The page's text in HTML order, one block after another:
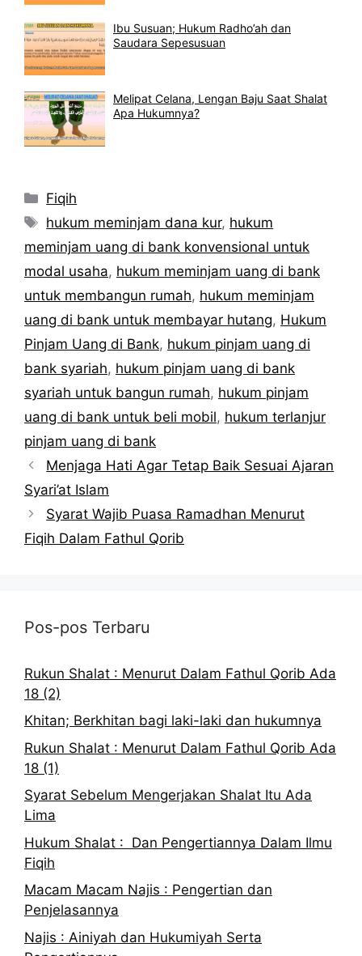
Ibu Susuan; Hukum Radho’ah dan
Saudara Sepesusuan
Melipat Celana, Lengan Baju Saat Shalat
Apa Hukumnya?
Kategori
Fiqih
Tag
hukum meminjam dana kur, hukum
meminjam uang di bank konvensional untuk
modal usaha, hukum meminjam uang di bank
untuk membangun rumah, hukum meminjam
uang di bank untuk membayar hutang, Hukum
Pinjam Uang di Bank, hukum pinjam uang di
bank syariah, hukum pinjam uang di bank
syariah untuk bangun rumah, hukum pinjam
uang di bank untuk beli mobil, hukum terlanjur
pinjam uang di bank
Menjaga Hati Agar Tetap Baik Sesuai Ajaran
Syari’at Islam
Syarat Wajib Puasa Ramadhan Menurut
Fiqih Dalam Fathul Qorib
Pos-pos Terbaru
Rukun Shalat : Menurut Dalam Fathul Qorib Ada
18 (2)
Khitan; Berkhitan bagi laki-laki dan hukumnya
Rukun Shalat : Menurut Dalam Fathul Qorib Ada
18 (1)
Syarat Sebelum Mengerjakan Shalat Itu Ada
Lima
Hukum Shalat : Dan Pengertiannya Dalam Ilmu
Fiqih
Macam Macam Najis : Pengertian dan
Penjelasannya
Najis : Ainiyah dan Hukumiyah Serta